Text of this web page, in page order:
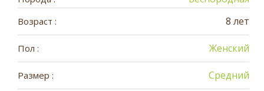
Возраст : 8 лет
Пол : Женский
Размер : Средний